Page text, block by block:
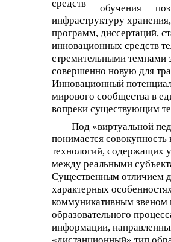
средств
обучения
инфраструктуру
программ, диссертаций,
инновационных средств
стремительными темпами
совершенно новую для
Инновационный
мирового сообщества в
вопреки существующим
Под «виртуальной
понимается
технологий, содержащих
между реальными
Существенным отличием
характерных
коммуникативным звеном
образовательного
информации,